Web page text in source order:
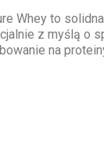
Whey to
z myślą o
na